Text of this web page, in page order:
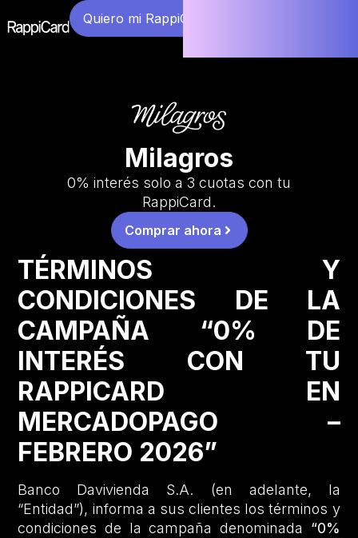
Quiero mi RappiCard
Milagros
0% interés solo a 3 cuotas con tu
RappiCard.
Comprar ahora
TÉRMINOS Y
CONDICIONES DE LA
CAMPAÑA “0% DE
INTERÉS CON TU
RAPPICARD EN
MERCADOPAGO –
FEBRERO 2026”
Banco Davivienda S.A. (en adelante, la
“Entidad”), informa a sus clientes los términos y
condiciones de la campaña denominada “0%